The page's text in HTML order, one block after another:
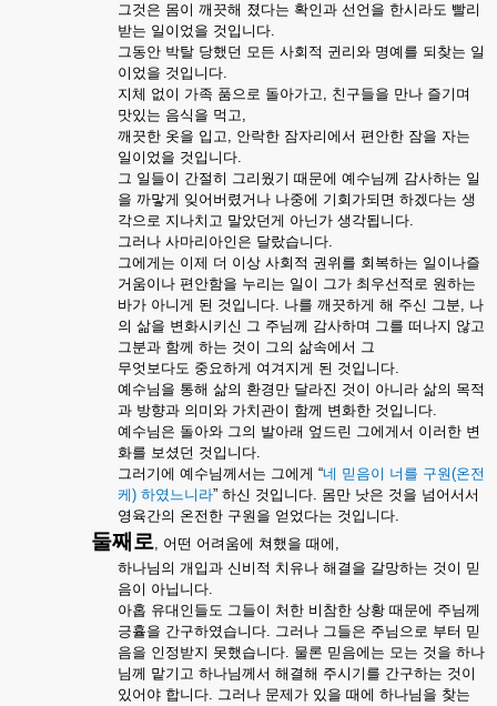
그것은 몸이 깨끗해 졌다는 확인과 선언을 한시라도 빨리
받는 일이었을 것입니다.
그동안 박탈 당했던 모든 사회적 귄리와 명예를 되찾는 일
이었을 것입니다.
지체 없이 가족 품으로 돌아가고, 친구들을 만나 즐기며
맛있는 음식을 먹고,
깨끗한 옷을 입고, 안락한 잠자리에서 편안한 잠을 자는
일이었을 것입니다.
그 일들이 간절히 그리웠기 때문에 예수님께 감사하는 일
을 까맣게 잊어버렸거나 나중에 기회가되면 하겠다는 생
각으로 지나치고 말았던게 아닌가 생각됩니다.
그러나 사마리아인은 달랐습니다.
그에게는 이제 더 이상 사회적 권위를 회복하는 일이나즐
거움이나 편안함을 누리는 일이 그가 최우선적로 원하는
바가 아니게 된 것입니다. 나를 깨끗하게 해 주신 그분, 나
의 삶을 변화시키신 그 주님께 감사하며 그를 떠나지 않고
그분과 함께 하는 것이 그의 삶속에서 그
무엇보다도 중요하게 여겨지게 된 것입니다.
예수님을 통해 삶의 환경만 달라진 것이 아니라 삶의 목적
과 방향과 의미와 가치관이 함께 변화한 것입니다.
예수님은 돌아와 그의 발아래 엎드린 그에게서 이러한 변
화를 보셨던 것입니다.
그러기에 예수님께서는 그에게 “네 믿음이 너를 구원(온전
케) 하였느니라” 하신 것입니다. 몸만 낫은 것을 넘어서서
영육간의 온전한 구원을 얻었다는 것입니다.
둘째로, 어떤 어려움에 쳐했을 때에 ,
하나님의 개입과 신비적 치유나 해결을 갈망하는 것이 믿
음이 아닙니다.
아홉 유대인들도 그들이 처한 비참한 상황 때문에 주님께
긍휼을 간구하였습니다. 그러나 그들은 주님으로 부터 믿
음을 인정받지 못했습니다. 물론 믿음에는 모는 것을 하나
님께 맡기고 하나님께서 해결해 주시기를 간구하는 것이
있어야 합니다. 그러나 문제가 있을 때에 하나님을 찾는